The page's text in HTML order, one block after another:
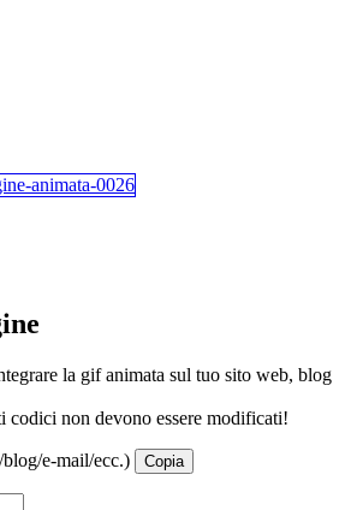
la gif animata sul tuo sito web, blog
codici non devono essere modificati!
e-mail/ecc.) Copia